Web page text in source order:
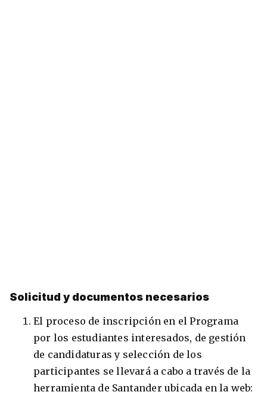
Solicitud y documentos necesarios
El proceso de inscripción en el Programa
por los estudiantes interesados, de gestión
de candidaturas y selección de los
participantes se llevará a cabo a través de la
herramienta de Santander ubicada en la web: